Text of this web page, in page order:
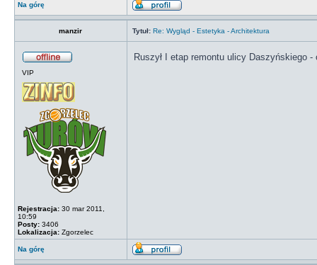
Na górę
manzir Tytuł: Re: Wygląd - Estetyka - Architektura
VIP
Rejestracja: 30 mar 2011,
10:59
Posty: 3406
Lokalizacja: Zgorzelec
Ruszył I etap remontu ulicy Daszyńskiego
Na górę